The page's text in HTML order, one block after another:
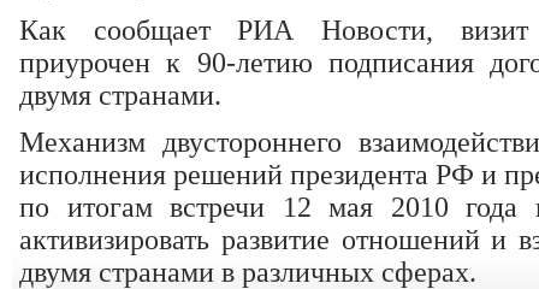
Как сообщает РИА Новости,
приурочен к 90-летию подписания
двумя странами.
Механизм двустороннего
исполнения решений президента РФ и
по итогам встречи 12 мая 2010
активизировать развитие отношений и
двумя странами в различных сферах.